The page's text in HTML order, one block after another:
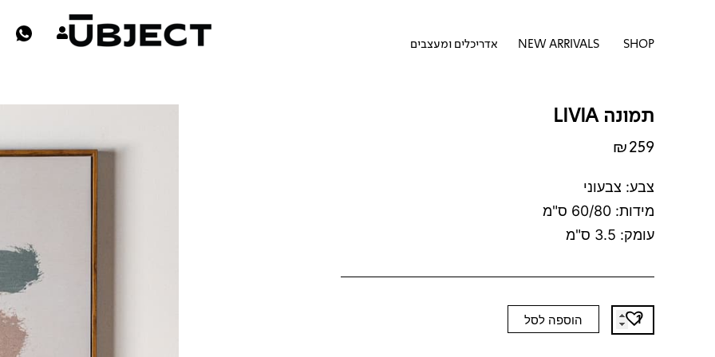
SHOP פתח SHOPNEW ARRIVALS אדריכלים ומעצבים
תמונה LIVIA
₪259
צבע: צבעוני
מידות: 60/80 ס"מ
עומק: 3.5 ס"מ
כמות
של
הוספה לסל